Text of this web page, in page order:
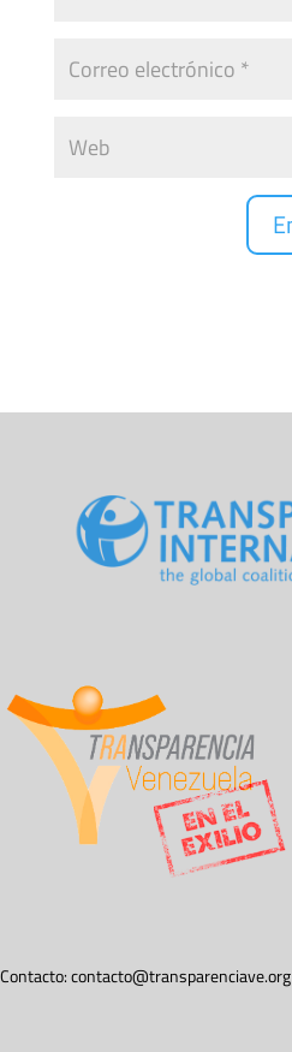
Contacto:contacto@transparenciave.org